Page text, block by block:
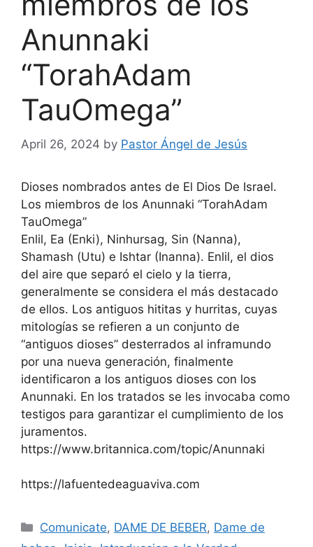
Anunnaki
“TorahAdam
TauOmega”
April 26, 2024 by Pastor Ángel de Jesús
Dioses nombrados antes de El Dios De Israel.
Los miembros de los Anunnaki “TorahAdam
TauOmega”
Enlil, Ea (Enki), Ninhursag, Sin (Nanna),
Shamash (Utu) e Ishtar (Inanna). Enlil, el dios
del aire que separó el cielo y la tierra,
generalmente se considera el más destacado
de ellos. Los antiguos hititas y hurritas, cuyas
mitologías se refieren a un conjunto de
“antiguos dioses” desterrados al inframundo
por una nueva generación, finalmente
identificaron a los antiguos dioses con los
Anunnaki. En los tratados se les invocaba como
testigos para garantizar el cumplimiento de los
juramentos.
https://www.britannica.com/topic/Anunnaki
https://lafuentedeaguaviva.com
Categories
Comunicate, DAME DE BEBER, Dame de